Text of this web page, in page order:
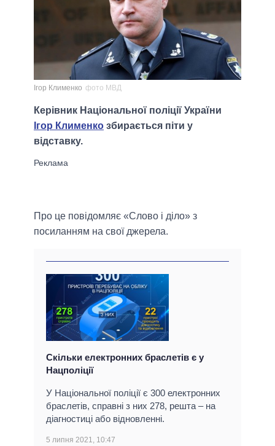
Ігор Клименко фото МВД
Керівник Національної поліції України
Ігор Клименко збирається піти у
відставку.
Про це повідомляє «Слово і діло» з
посиланням на свої джерела.
Скільки електронних браслетів є у
Нацполіції
У Національної поліції є 300 електронних
браслетів, справні з них 278, решта – на
діагностиці або відновленні.
5 липня 2021, 10:47